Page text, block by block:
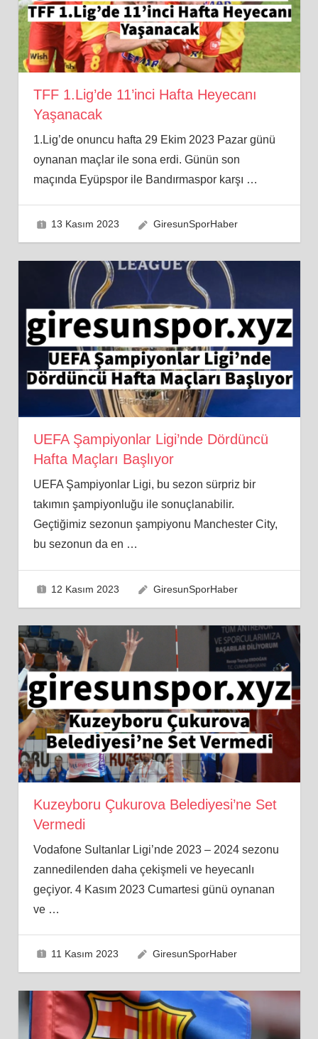
TFF 1.Lig’de 11’inci Hafta Heyecanı
Yaşanacak
1.Lig’de onuncu hafta 29 Ekim 2023 Pazar günü
oynanan maçlar ile sona erdi. Günün son
maçında Eyüpspor ile Bandırmaspor karşı …
13 Kasım 2023 GiresunSporHaber
UEFA Şampiyonlar Ligi’nde Dördüncü
Hafta Maçları Başlıyor
UEFA Şampiyonlar Ligi, bu sezon sürpriz bir
takımın şampiyonluğu ile sonuçlanabilir.
Geçtiğimiz sezonun şampiyonu Manchester City,
bu sezonun da en …
12 Kasım 2023 GiresunSporHaber
Kuzeyboru Çukurova Belediyesi’ne Set
Vermedi
Vodafone Sultanlar Ligi’nde 2023 – 2024 sezonu
zannedilenden daha çekişmeli ve heyecanlı
geçiyor. 4 Kasım 2023 Cumartesi günü oynanan
ve …
11 Kasım 2023 GiresunSporHaber